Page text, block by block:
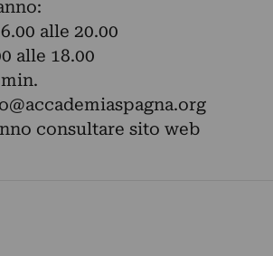
alle 20.00
alle 18.00
consultare sito web